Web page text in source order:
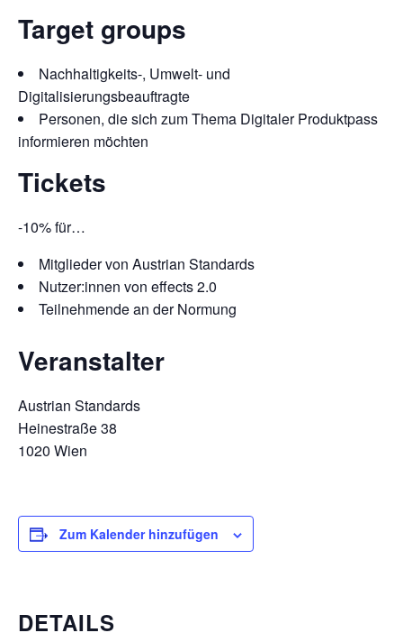
Target groups
Nachhaltigkeits-, Umwelt- und
Digitalisierungsbeauftragte
Personen, die sich zum Thema Digitaler Produktpass
informieren möchten
Tickets
-10% für…
Mitglieder von Austrian Standards
Nutzer:innen von effects 2.0
Teilnehmende an der Normung
Veranstalter
Austrian Standards
Heinestraße 38
1020 Wien
Zum Kalender hinzufügen
DETAILS